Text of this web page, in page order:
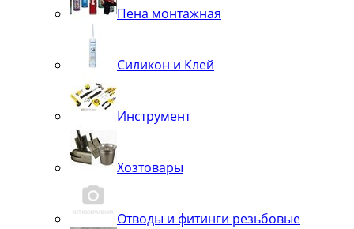
Пена монтажная
Силикон и Клей
Инструмент
Хозтовары
Отводы и фитинги резьбовые